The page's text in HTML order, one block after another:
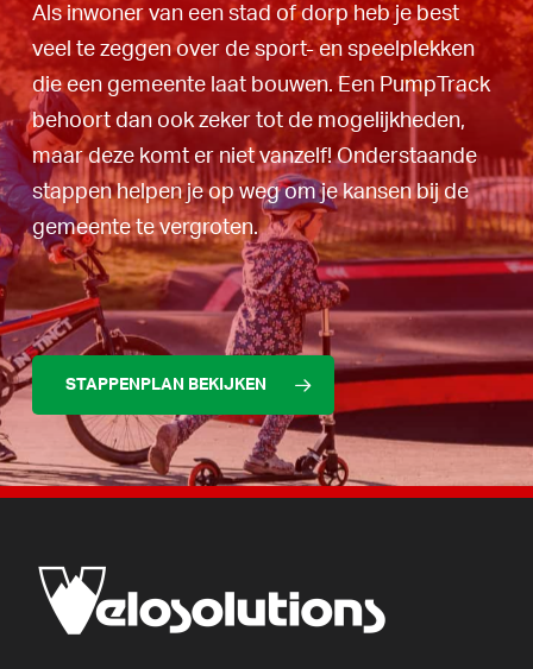
Als inwoner van een stad of dorp heb je best
veel te zeggen over de sport- en speelplekken
die een gemeente laat bouwen. Een PumpTrack
behoort dan ook zeker tot de mogelijkheden,
maar deze komt er niet vanzelf! Onderstaande
stappen helpen je op weg om je kansen bij de
gemeente te vergroten.
STAPPENPLAN BEKIJKEN